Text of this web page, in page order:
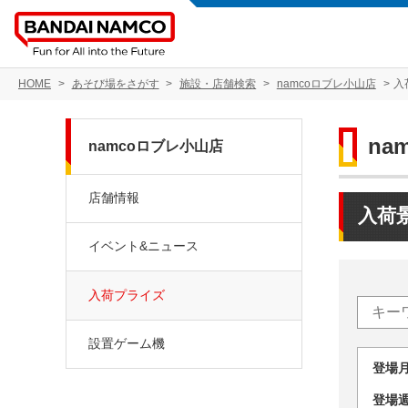
HOME あそび場をさがす 施設・店舗検索 namcoロブレ小山店 入
入荷
登
登
namcoロブレ小山店
店舗情報
イベント&ニュース
入荷プライズ
設置ゲーム機